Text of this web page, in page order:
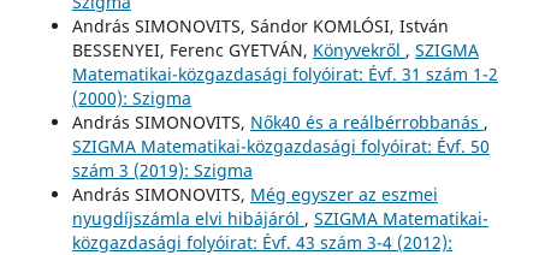
András SIMONOVITS, Sándor KOMLÓSI, István
BESSENYEI, Ferenc GYETVÁN, Könyvekről , SZIGMA
Matematikai-közgazdasági folyóirat: Évf. 31 szám 1-2
(2000): Szigma
András SIMONOVITS, Nők40 és a reálbérrobbanás ,
SZIGMA Matematikai-közgazdasági folyóirat: Évf. 50
szám 3 (2019): Szigma
András SIMONOVITS, Még egyszer az eszmei
nyugdíjszámla elvi hibájáról , SZIGMA Matematikai-
közgazdasági folyóirat: Évf. 43 szám 3-4 (2012):